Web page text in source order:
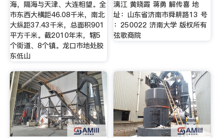
海，隔海与天津、大连相望。全
市东西大横距46.08千米，南北
大纵距37.43千米，总面积901
平方千米。截2010年末，辖5
个街道、8个镇。龙口市地处胶
东低山
漓江 黄晓霞 蒋勇 解传喜 地
址：山东省济南市舜耕路13 号
：250022 济南大学 版权所有
弦歌商院